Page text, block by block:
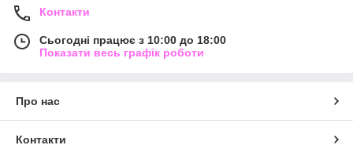
Контакти
Сьогодні працює з 10:00 до 18:00
Показати весь графік роботи
Про нас
Контакти